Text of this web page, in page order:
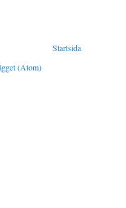
Startsida
(Atom)